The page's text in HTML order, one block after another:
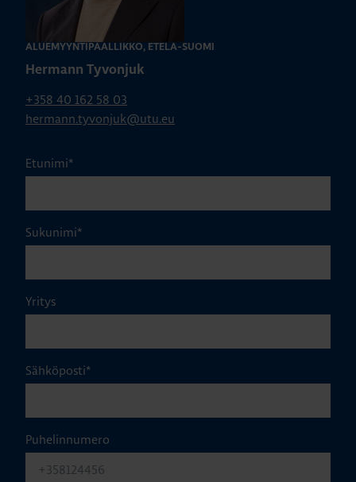
ALUEMYYNTIPÄÄLLIKKÖ, ETELÄ-SUOMI
Hermann Tyvonjuk
+358 40 162 58 03
hermann.tyvonjuk@utu.eu
Etunimi*
Sukunimi*
Yritys
Sähköposti*
Puhelinnumero